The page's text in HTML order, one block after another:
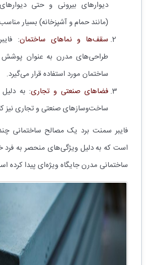
دیوارهای بیرونی و حتی
(مانند حمام و آشپزخانه) بسیار
سقف‌ها و نماهای ساختمان:
طراحی‌های مدرن به عنوان
ساختمان مورد استفاده قرار می‌گیرد.
فضاهای صنعتی و تجاری: به دلیل
ساخت‌وسازهای صنعتی و تجاری نیز
فایبر سمنت برد یک مصالح ساختمانی
است که به دلیل ویژگی‌های منحصر به فرد
ساختمانی مدرن جایگاه ویژه‌ای پیدا کرده